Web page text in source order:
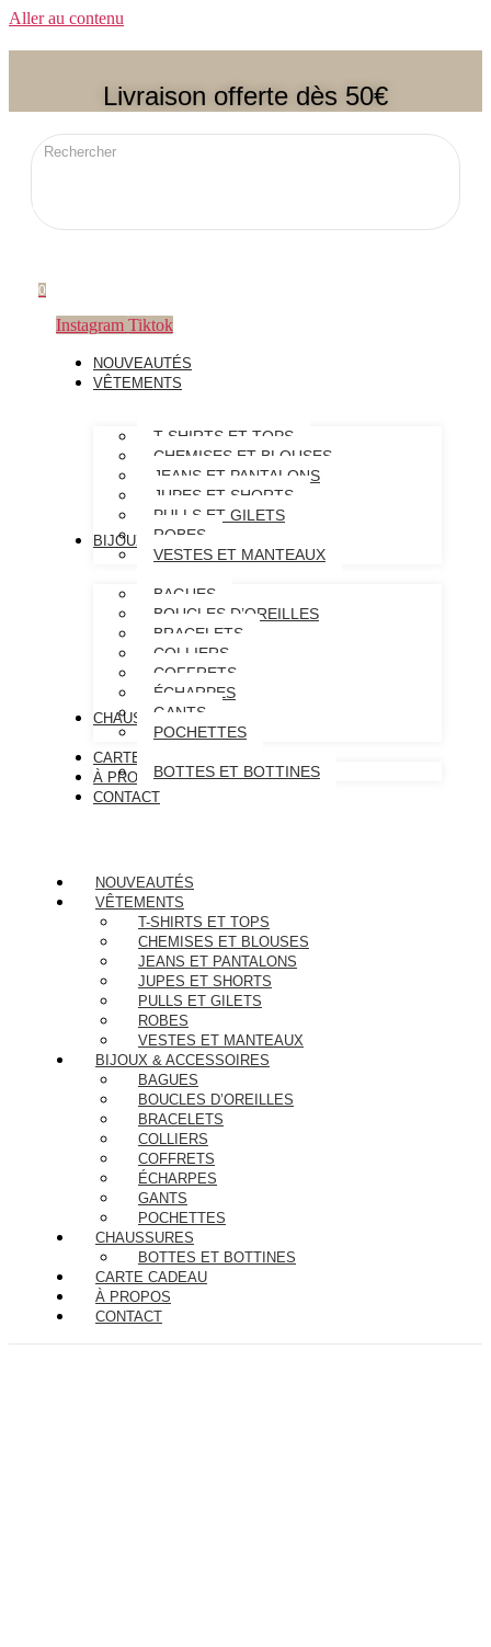
Aller au contenu
Livraison offerte dès 50€
0
Instagram Tiktok
NOUVEAUTÉS
VÊTEMENTS
T-SHIRTS ET TOPS
CHEMISES ET BLOUSES
JEANS ET PANTALONS
JUPES ET SHORTS
PULLS ET GILETS
ROBES
VESTES ET MANTEAUX
BIJOUX & ACCESSOIRES
BAGUES
BOUCLES D’OREILLES
BRACELETS
COLLIERS
COFFRETS
ÉCHARPES
GANTS
POCHETTES
CHAUSSURES
BOTTES ET BOTTINES
CARTE CADEAU
À PROPOS
CONTACT
NOUVEAUTÉS
VÊTEMENTS
T-SHIRTS ET TOPS
CHEMISES ET BLOUSES
JEANS ET PANTALONS
JUPES ET SHORTS
PULLS ET GILETS
ROBES
VESTES ET MANTEAUX
BIJOUX & ACCESSOIRES
BAGUES
BOUCLES D’OREILLES
BRACELETS
COLLIERS
COFFRETS
ÉCHARPES
GANTS
POCHETTES
CHAUSSURES
BOTTES ET BOTTINES
CARTE CADEAU
À PROPOS
CONTACT